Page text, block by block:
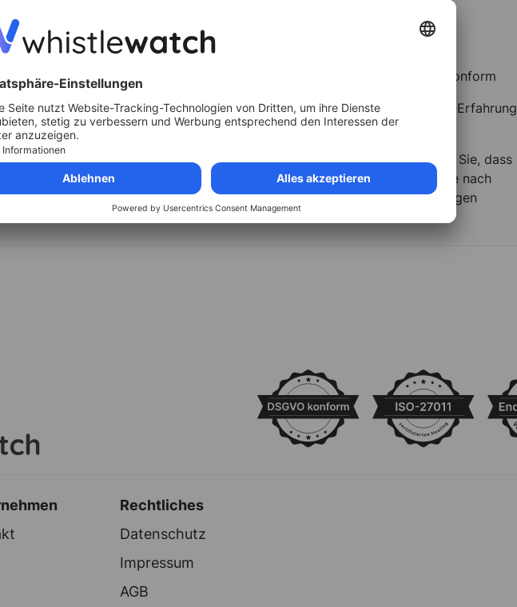
inkl. Geschäftsform
>
gesetzeskonform
Keine EDV-Erfahrung
nötig
Vermeiden Sie, dass
Missstände nach
außen dringen
Rechtliches
Datenschutz
Impressum
AGB